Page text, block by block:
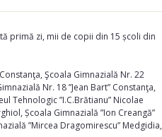
primă zi, mii de copii din 15 școli din
Şcoala Gimnazială Nr. 22
Nr. 18 ”Jean Bart” Constanţa,
Tehnologic ”I.C.Brătianu” Nicolae
Școala Gimnazială ”Ion Creangă”
”Mircea Dragomirescu” Medgidia,